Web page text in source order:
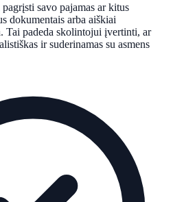
savo pajamas ar kitus
dokumentais arba aiškiai
Tai padeda skolintojui įvertinti, ar
ir suderinamas su asmens